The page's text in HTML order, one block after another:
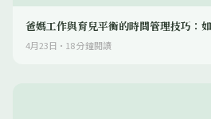
爸媽工作與育兒平衡的時間管理技巧：
4月23日 · 18分鐘閱讀